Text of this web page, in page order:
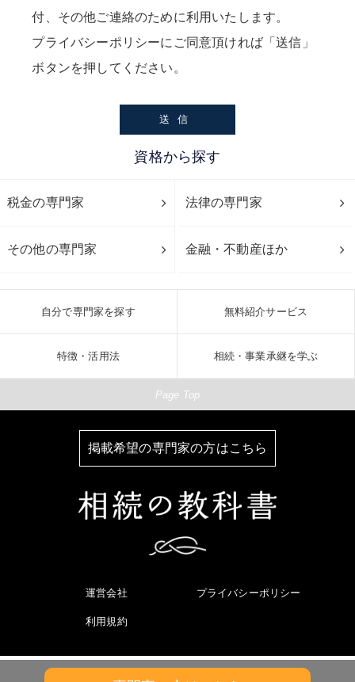
付、その他ご連絡のために利用いたします。
プライバシーポリシーにご同意頂ければ「送信」
ボタンを押してください。
資格から探す
税金の専門家 法律の専門家
その他の専門家 金融・不動産ほか
自分で専門家を探す 無料紹介サービス
特徴・活用法 相続・事業承継を学ぶ
Page Top
掲載希望の専門家の方はこちら
運営会社 プライバシーポリシー
利用規約